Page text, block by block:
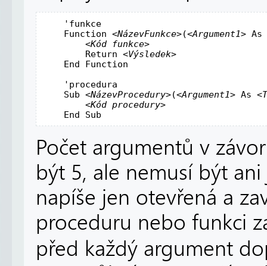
'funkce
Function <NázevFunkce>(<Argument1> As
        <
Kód funkce>
Return <Výsledek>
End
Function
'procedura
Sub <NázevProcedury>(<Argument1> As <
        <
Kód procedury>
End
Sub
Počet argumentů v
být 5, ale nemusí být
napíše jen otevřená a
proceduru nebo funkci
před každý argument